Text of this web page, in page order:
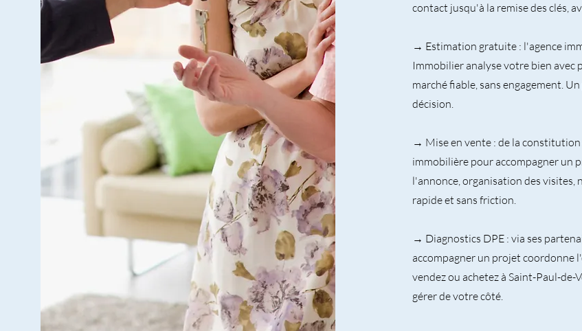
contact jusqu'à la remise des clés,
→ Estimation gratuite : l'agence
Immobilier analyse votre bien
marché fiable, sans engagement.
décision.
→ Mise en vente : de la
immobilière pour accompagner un
l'annonce, organisation des
rapide et sans friction.
→ Diagnostics DPE : via ses
accompagner un projet coordonne
vendez ou achetez à Saint-Paul-de-
gérer de votre côté.